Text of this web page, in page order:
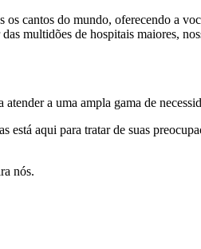
cantos do mundo, oferecendo a
multidões de hospitais maiores,
a uma ampla gama de
aqui para tratar de suas
nós.